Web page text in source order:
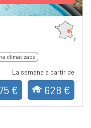
climatizada
La semana a partir de
€ 628 €